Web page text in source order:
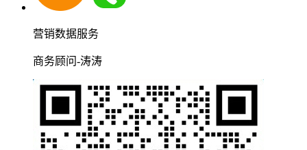
营销数据服务
商务顾问-涛涛